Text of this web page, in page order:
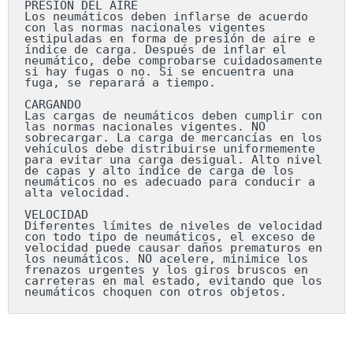
PRESIÓN DEL AIRE
Los neumáticos deben inflarse de acuerdo
con las normas nacionales vigentes
estipuladas en forma de presión de aire e
índice de carga. Después de inflar el
neumático, debe comprobarse cuidadosamente
si hay fugas o no. Si se encuentra una
fuga, se reparará a tiempo.
CARGANDO
Las cargas de neumáticos deben cumplir con
las normas nacionales vigentes. NO
sobrecargar. La carga de mercancías en los
vehículos debe distribuirse uniformemente
para evitar una carga desigual. Alto nivel
de capas y alto índice de carga de los
neumáticos no es adecuado para conducir a
alta velocidad.
VELOCIDAD
Diferentes límites de niveles de velocidad
con todo tipo de neumáticos, el exceso de
velocidad puede causar daños prematuros en
los neumáticos. NO acelere, minimice los
frenazos urgentes y los giros bruscos en
carreteras en mal estado, evitando que los
neumáticos choquen con otros objetos.